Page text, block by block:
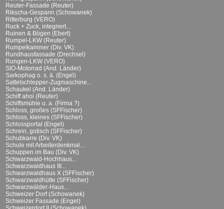
Reuter-Fassade (Reuter)
Rikscha-Gespann (Schowanek)
Ritterburg (VERO)
Ruck + Zuck, integriert...
Ruinen & Bögen (Ebert)
Rumpel-LKW (Reuter)
Rumpelkammer (Div. VK)
Rundhausfassade (Drechsel)
Rungen-LKW (VERO)
SIO-Motorrad (And. Länder)
Sarkophag o. s. ä. (Engel)
Sattelschlepper-Zugmaschine...
Schaukel (And. Länder)
Schiff ahoi (Reuter)
Schiffsmühle u. a. (Firma ?)
Schloss, großes (SFFischer)
Schloss, kleines (SFFischer)
Schlossportal (Engel)
Schrein, gotisch (SFFischer)
Schubkarre (Div. VK)
Schule mit Arbeiterdenkmal...
Schuppen im Bau (Div. VK)
Schwarzwald-Hochhaus...
Schwarzwaldhaus III...
Schwarzwaldhaus X (SFFischer)
Schwarzwaldhütte (SFFischer)
Schwarzwälder-Haus...
Schweizer Dorf (Schowanek)
Schweizer Fassade (Engel)